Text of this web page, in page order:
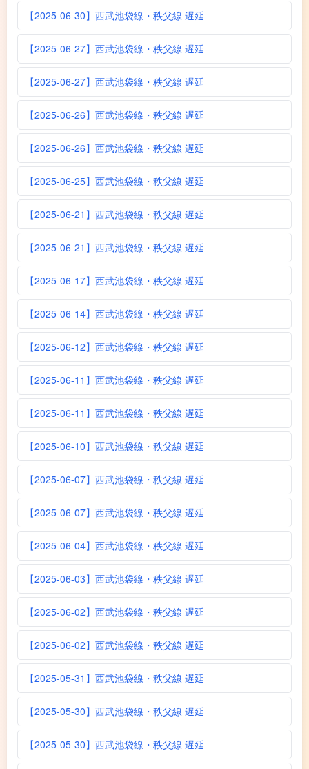
【2025-06-30】西武池袋線・秩父線 遅延
【2025-06-27】西武池袋線・秩父線 遅延
【2025-06-27】西武池袋線・秩父線 遅延
【2025-06-26】西武池袋線・秩父線 遅延
【2025-06-26】西武池袋線・秩父線 遅延
【2025-06-25】西武池袋線・秩父線 遅延
【2025-06-21】西武池袋線・秩父線 遅延
【2025-06-21】西武池袋線・秩父線 遅延
【2025-06-17】西武池袋線・秩父線 遅延
【2025-06-14】西武池袋線・秩父線 遅延
【2025-06-12】西武池袋線・秩父線 遅延
【2025-06-11】西武池袋線・秩父線 遅延
【2025-06-11】西武池袋線・秩父線 遅延
【2025-06-10】西武池袋線・秩父線 遅延
【2025-06-07】西武池袋線・秩父線 遅延
【2025-06-07】西武池袋線・秩父線 遅延
【2025-06-04】西武池袋線・秩父線 遅延
【2025-06-03】西武池袋線・秩父線 遅延
【2025-06-02】西武池袋線・秩父線 遅延
【2025-06-02】西武池袋線・秩父線 遅延
【2025-05-31】西武池袋線・秩父線 遅延
【2025-05-30】西武池袋線・秩父線 遅延
【2025-05-30】西武池袋線・秩父線 遅延